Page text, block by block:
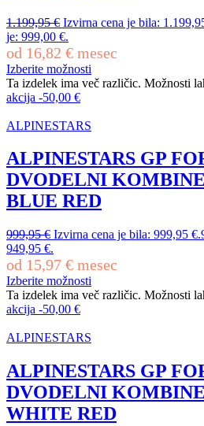
1.199,95€ Izvirna cena je bila:
je: 999,00 €.
od 16,82 € mesec
Izberite možnosti
Ta izdelek ima več različic. Možnosti
akcija -50,00 €
ALPINESTARS
ALPINESTARS GP
DVODELNI
BLUE RED
999,95€ Izvirna cena je bila: 999,95 €.
949,95 €.
od 15,97 € mesec
Izberite možnosti
Ta izdelek ima več različic. Možnosti
akcija -50,00 €
ALPINESTARS
ALPINESTARS GP
DVODELNI
WHITE RED